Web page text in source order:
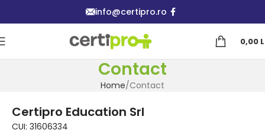
info@certipro.ro
0,00
Contact
Home Contact
Certipro Education Srl
CUI: 31606334